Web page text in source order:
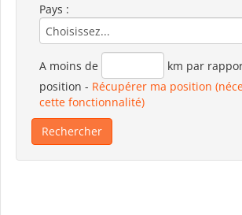
Pays :
A moins de
km par
position - Récupérer ma position
cette fonctionnalité)